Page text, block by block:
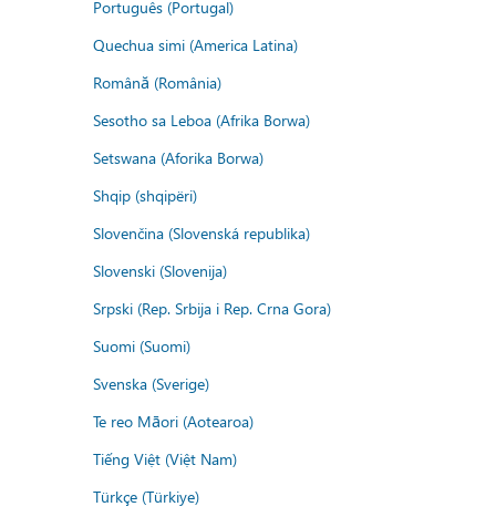
Português (Portugal)
Quechua simi (America Latina)
Română (România)
Sesotho sa Leboa (Afrika Borwa)
Setswana (Aforika Borwa)
Shqip (shqipëri)
Slovenčina (Slovenská republika)
Slovenski (Slovenija)
Srpski (Rep. Srbija i Rep. Crna Gora)
Suomi (Suomi)
Svenska (Sverige)
Te reo Māori (Aotearoa)
Tiếng Việt (Việt Nam)
Türkçe (Türkiye)